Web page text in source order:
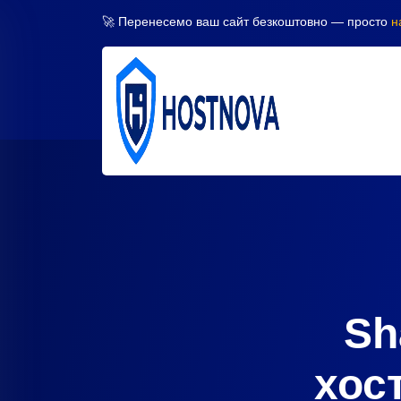
🚀 Перенесемо ваш сайт безкоштовно — просто